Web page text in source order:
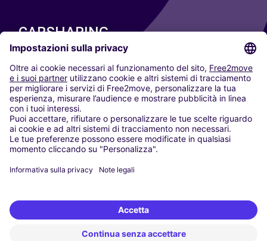
CARSHARING
LE NOSTRE CITTÀ
Paris
Madrid
Washington DC
Milano
Roma
Torino
Vienna
Berlino
Düsseldorf